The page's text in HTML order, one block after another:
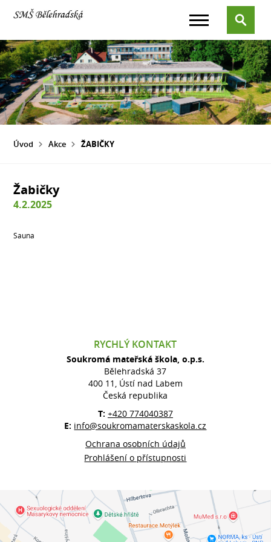
Úvod Akce ŽABIČKY
Žabičky
4.2.2025
Sauna
RYCHLÝ KONTAKT
Soukromá mateřská škola, o.p.s.
Bělehradská 37
400 11, Ústí nad Labem
Česká republika
T: +420 774040387
E: info@soukromamaterskaskola.cz
Ochrana osobních údajů
Prohlášení o přístupnosti